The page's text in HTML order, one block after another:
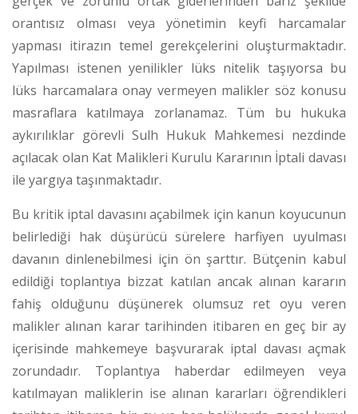
orantısız olması veya yönetimin keyfi harcamalar
yapması itirazın temel gerekçelerini oluşturmaktadır.
Yapılması istenen yenilikler lüks nitelik taşıyorsa bu
lüks harcamalara onay vermeyen malikler söz konusu
masraflara katılmaya zorlanamaz. Tüm bu hukuka
aykırılıklar görevli Sulh Hukuk Mahkemesi nezdinde
açılacak olan Kat Malikleri Kurulu Kararının İptali davası
ile yargıya taşınmaktadır.
Bu kritik iptal davasını açabilmek için kanun koyucunun
belirlediği hak düşürücü sürelere harfiyen uyulması
davanın dinlenebilmesi için ön şarttır. Bütçenin kabul
edildiği toplantıya bizzat katılan ancak alınan kararın
fahiş olduğunu düşünerek olumsuz ret oyu veren
malikler alınan karar tarihinden itibaren en geç bir ay
içerisinde mahkemeye başvurarak iptal davası açmak
zorundadır. Toplantıya haberdar edilmeyen veya
katılmayan maliklerin ise alınan kararları öğrendikleri